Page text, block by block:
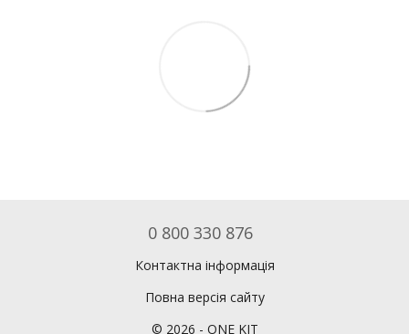
0 800 330 876
Контактна інформація
Повна версія сайту
© 2026 - ONE KIT